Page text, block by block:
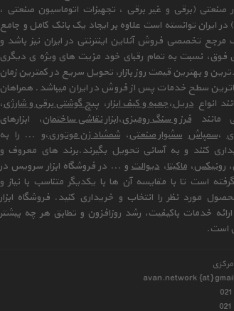
صنعتی (برقی و غیر برقی ، تجهیزات اتوماسیون صنعتی ،
در ایران توانسته است علاوه بر ایجاد یک بانک کامل و جامع
مرجع تخصصی فروش آنلاین اینترنتی در ایران نیز باشد و
فوق، نسبت به تمام رقبای خود مزیت های ویژه ی دیگری
و بهترین قیمت روز بازار، تحویل سریع در کمترین زمان
سطح خدمات پس از فروش در ایران میباشد. همراهان
انواعدریل،جعبه و کیف ابزار، پیچ گوشتی برقی و شارژی،
مانندفرز و سنگ رومیزی،ابزار نقاشی ساختمان، ابزارهای
،سمپاش سشوار صنعتی،شمشاد زن موتوری،و ... را به
کنند و به آسانی تحویل بگیرند.برند های معروف و
رونیکس،ماکیتا، دیوالتو ... در فروشگاه ابزار سرویس در
است تا با مقایسه آن ها با یکدیگر متناسب با نیاز و
مورد نظر را انتخاب و خریداری کنید. فروشگاه ابزار
خدمات باکیفیت، رشد روزافزون و تطابق هر چه بیشتر
است.
avan.network {at}